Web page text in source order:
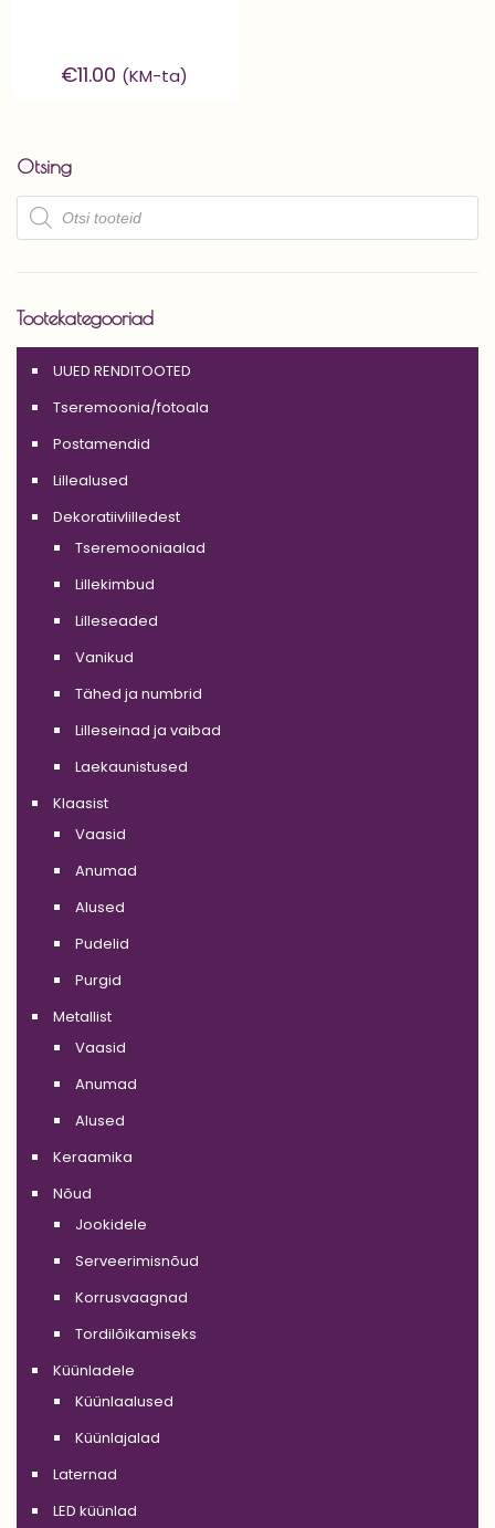
€11.00 (KM-ta)
Otsing
Products
search
Tootekategooriad
UUED RENDITOOTED
Tseremoonia/fotoala
Postamendid
Lillealused
Dekoratiivlilledest
Tseremooniaalad
Lillekimbud
Lilleseaded
Vanikud
Tähed ja numbrid
Lilleseinad ja vaibad
Laekaunistused
Klaasist
Vaasid
Anumad
Alused
Pudelid
Purgid
Metallist
Vaasid
Anumad
Alused
Keraamika
Nõud
Jookidele
Serveerimisnõud
Korrusvaagnad
Tordilõikamiseks
Küünladele
Küünlaalused
Küünlajalad
Laternad
LED küünlad